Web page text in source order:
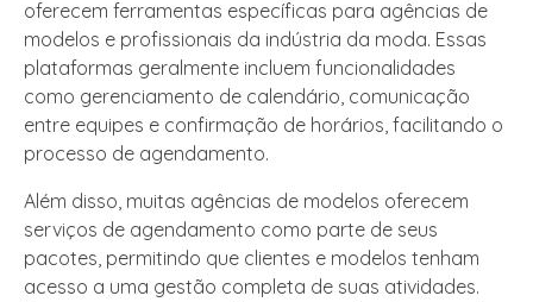
oferecem ferramentas específicas para agências de
modelos e profissionais da indústria da moda. Essas
plataformas geralmente incluem funcionalidades
como gerenciamento de calendário, comunicação
entre equipes e confirmação de horários, facilitando o
processo de agendamento.
Além disso, muitas agências de modelos oferecem
serviços de agendamento como parte de seus
pacotes, permitindo que clientes e modelos tenham
acesso a uma gestão completa de suas atividades.